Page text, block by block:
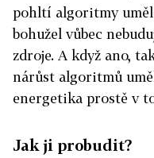
pohltí algoritmy
bohužel vůbec
zdroje. A když ano,
nárůst algoritmů
energetika prostě v
Jak ji probudit?